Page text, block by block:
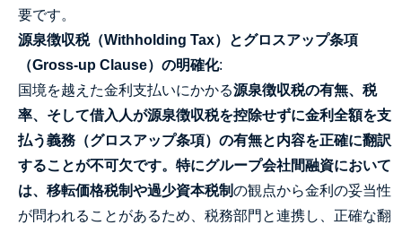
要です。
源泉徴収税（Withholding Tax）とグロスアップ条項
（Gross-up Clause）の明確化:
国境を越えた金利支払いにかかる源泉徴収税の有無、税
率、そして借入人が源泉徴収税を控除せずに金利全額を支
払う義務（グロスアップ条項）の有無と内容を正確に翻訳
することが不可欠です。特にグループ会社間融資において
は、移転価格税制や過少資本税制の観点から金利の妥当性
が問われることがあるため、税務部門と連携し、正確な翻